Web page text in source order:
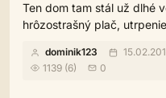
Ten dom tam stál už dlhé
hrôzostrašný plač,
dominik123
1139 (6)
0